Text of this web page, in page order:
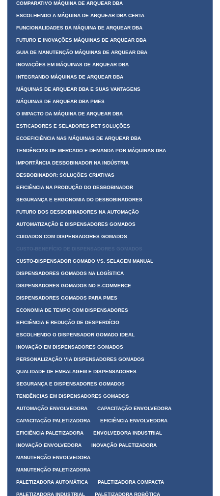
COMPARATIVO MÁQUINA DE ARQUEAR DBA
ESCOLHENDO A MÁQUINA DE ARQUEAR DBA CERTA
FUNCIONALIDADES DA MÁQUINA DE ARQUEAR DBA
FUTURO E INOVAÇÕES MÁQUINAS DE ARQUEAR DBA
GUIA DE MANUTENÇÃO MÁQUINAS DE ARQUEAR DBA
INOVAÇÕES EM MÁQUINAS DE ARQUEAR DBA
INTEGRANDO MÁQUINAS DE ARQUEAR DBA
MÁQUINAS DE ARQUEAR DBA E SUAS VANTAGENS
MÁQUINAS DE ARQUEAR DBA PMES
O IMPACTO DA MÁQUINA DE ARQUEAR DBA
ESTICADORES E SELADORES PET SOLUÇÕES
ECOEFICIÊNCIA NAS MÁQUINAS DE ARQUEAR DBA
TENDÊNCIAS DE MERCADO E DEMANDA POR MÁQUINAS DBA
IMPORTÂNCIA DESBOBINADOR NA INDÚSTRIA
DESBOBINADOR: SOLUÇÕES CRIATIVAS
EFICIÊNCIA NA PRODUÇÃO DO DESBOBINADOR
SEGURANÇA E ERGONOMIA DO DESBOBINADORES
FUTURO DOS DESBOBINADORES NA AUTOMAÇÃO
AUTOMATIZAÇÃO E DISPENSADORES GOMADOS
CUIDADOS COM DISPENSADORES GOMADOS
CUSTO-BENEFÍCIO DE DISPENSADORES GOMADOS
CUSTO-DISPENSADOR GOMADO VS. SELAGEM MANUAL
DISPENSADORES GOMADOS NA LOGÍSTICA
DISPENSADORES GOMADOS NO E-COMMERCE
DISPENSADORES GOMADOS PARA PMES
ECONOMIA DE TEMPO COM DISPENSADORES
EFICIÊNCIA E REDUÇÃO DE DESPERDÍCIO
ESCOLHENDO O DISPENSADOR GOMADO IDEAL
INOVAÇÃO EM DISPENSADORES GOMADOS
PERSONALIZAÇÃO VIA DISPENSADORES GOMADOS
QUALIDADE DE EMBALAGEM E DISPENSADORES
SEGURANÇA E DISPENSADORES GOMADOS
TENDÊNCIAS EM DISPENSADORES GOMADOS
AUTOMAÇÃO ENVOLVEDORA CAPACITAÇÃO ENVOLVEDORA
CAPACITAÇÃO PALETIZADORA EFICIÊNCIA ENVOLVEDORA
EFICIÊNCIA PALETIZADORA ENVOLVEDORA INDUSTRIAL
INOVAÇÃO ENVOLVEDORA INOVAÇÃO PALETIZADORA
MANUTENÇÃO ENVOLVEDORA
MANUTENÇÃO PALETIZADORA
PALETIZADORA AUTOMÁTICA PALETIZADORA COMPACTA
PALETIZADORA INDUSTRIAL PALETIZADORA ROBÓTICA